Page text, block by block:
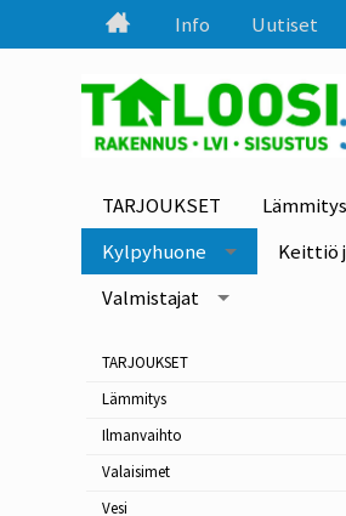
Info Uutiset
TARJOUKSET Lämmitys
Kylpyhuone
Keittiö
Valmistajat
TARJOUKSET
Lämmitys
Ilmanvaihto
Valaisimet
Vesi